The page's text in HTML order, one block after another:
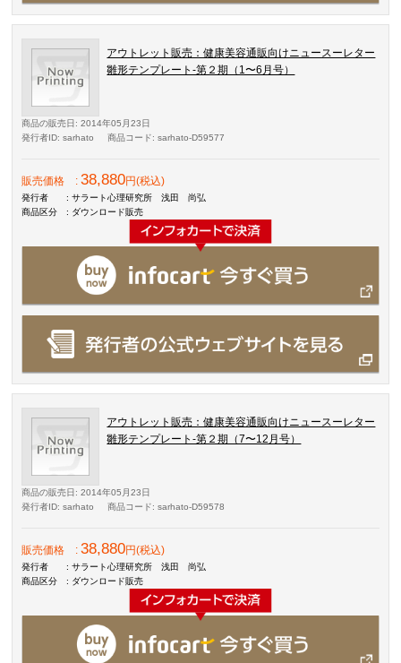
アウトレット販売：健康美容通販向けニュースーレター
雛形テンプレート-第２期（1〜6月号）
商品の販売日 : 2014年05月23日
発行者ID: sarhato 商品コード: sarhato-D59577
販売価格 :38,880円(税込)
発行者
: サラート心理研究所 浅田 尚弘
商品区分
: ダウンロード販売
アウトレット販売：健康美容通販向けニュースーレター
雛形テンプレート-第２期（7〜12月号）
商品の販売日 : 2014年05月23日
発行者ID: sarhato 商品コード: sarhato-D59578
販売価格 :38,880円(税込)
発行者
: サラート心理研究所 浅田 尚弘
商品区分
: ダウンロード販売